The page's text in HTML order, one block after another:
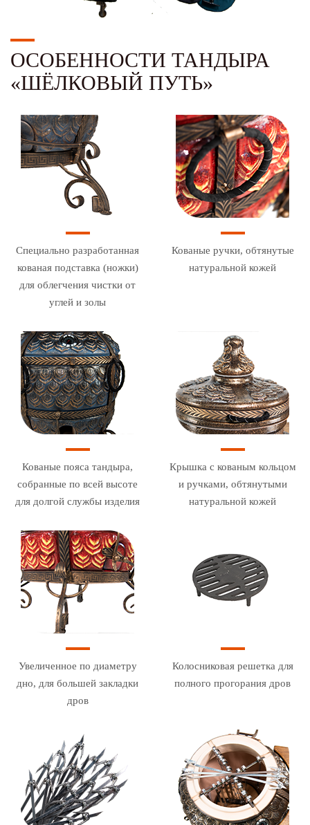
ОСОБЕННОСТИ ТАНДЫРА
«ШЁЛКОВЫЙ ПУТЬ»
Специально разработанная
кованая подставка (ножки)
для облегчения чистки от
углей и золы
Кованые ручки, обтянутые
натуральной кожей
Кованые пояса тандыра,
собранные по всей высоте
для долгой службы изделия
Крышка с кованым кольцом
и ручками, обтянутыми
натуральной кожей
Увеличенное по диаметру
дно, для большей закладки
дров
Колосниковая решетка для
полного прогорания дров